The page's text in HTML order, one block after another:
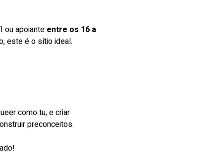
ou apoiante entre os 16 a
este é o sítio ideal.
como tu, e criar
preconceitos.